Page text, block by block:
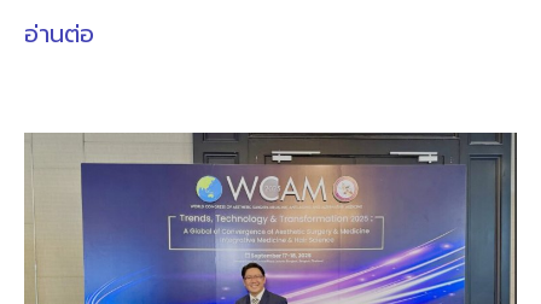
อ่านต่อ